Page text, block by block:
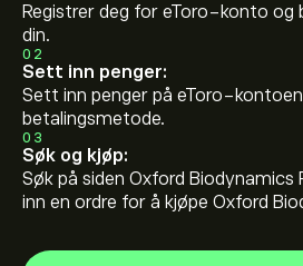
Registrer deg for eToro-konto
din.
02
Sett inn penger:
Sett inn penger på eToro-
betalingsmetode.
03
Søk og kjøp:
Søk på siden Oxford Biodynamics
inn en ordre for å kjøpe Oxford